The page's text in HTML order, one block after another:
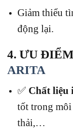
Giảm thiểu
động lại.
4. ƯU
ARITA
✅ Chất liệu
tốt trong môi
thải,…